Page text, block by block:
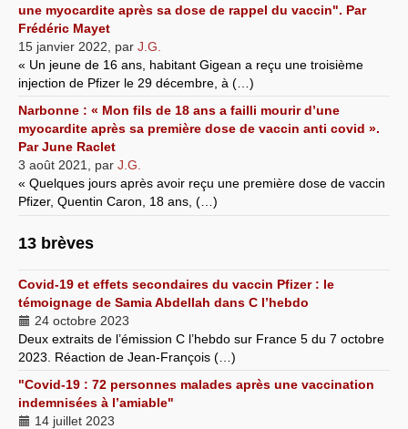
une myocardite après sa dose de rappel du vaccin". Par
Frédéric Mayet
15 janvier 2022
par J.G.
« Un jeune de 16 ans, habitant Gigean a reçu une troisième
injection de Pfizer le 29 décembre, à (…)
Narbonne : « Mon fils de 18 ans a failli mourir d’une
myocardite après sa première dose de vaccin anti covid ».
Par June Raclet
3 août 2021
par J.G.
« Quelques jours après avoir reçu une première dose de vaccin
Pfizer, Quentin Caron, 18 ans, (…)
13 brèves
Covid-19 et effets secondaires du vaccin Pfizer : le
témoignage de Samia Abdellah dans C l’hebdo
24 octobre 2023
Deux extraits de l’émission C l’hebdo sur France 5 du 7 octobre
2023. Réaction de Jean-François (…)
"Covid-19 : 72 personnes malades après une vaccination
indemnisées à l’amiable"
14 juillet 2023